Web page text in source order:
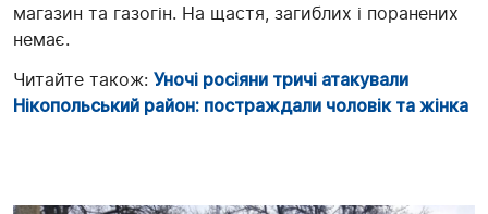
магазин та газогін. На щастя, загиблих і поранених
немає.
Читайте також: Уночі росіяни тричі атакували
Нікопольський район: постраждали чоловік та жінка